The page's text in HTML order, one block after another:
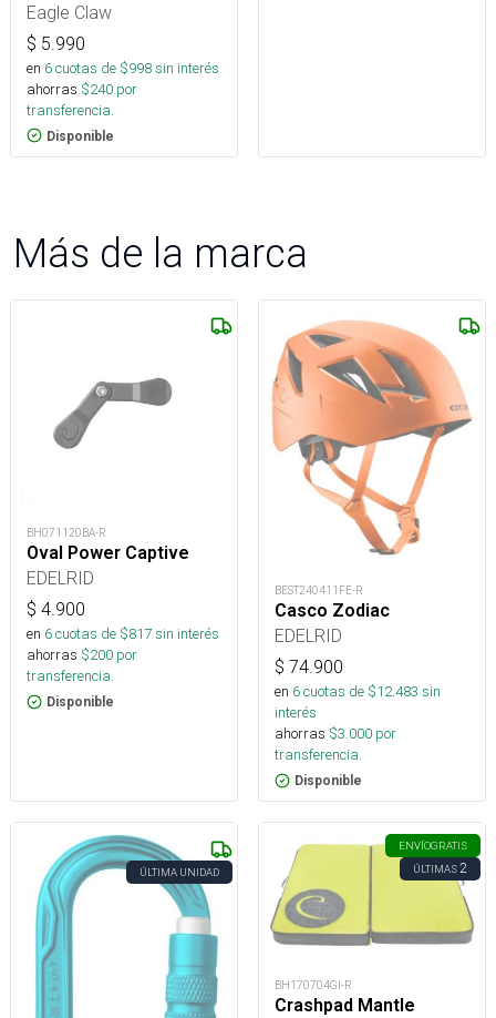
Eagle Claw
$ 5.990
en 6cuotas de $998sin interés
ahorras $240 por
transferencia.
Disponible
Más de la marca
BH071120BA-R
Oval Power Captive
EDELRID
$ 4.900
en 6cuotas de $817sin interés
ahorras $200 por
transferencia.
Disponible
BEST240411FE-R
Casco Zodiac
EDELRID
$ 74.900
en 6cuotas de $12.483 sin
interés
ahorras $3.000 por
transferencia.
Disponible
ÚLTIMA UNIDAD
ENVÍOGRATIS
ÚLTIMAS2
BH170704GI-R
Crashpad Mantle